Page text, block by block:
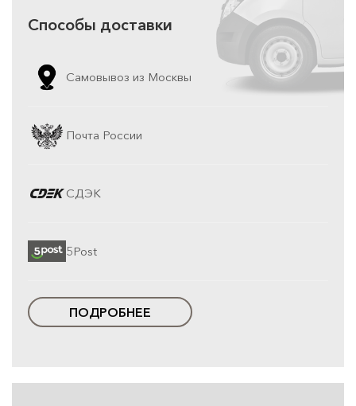
Способы доставки
Самовывоз из Москвы
Почта России
СДЭК
5Post
ПОДРОБНЕЕ